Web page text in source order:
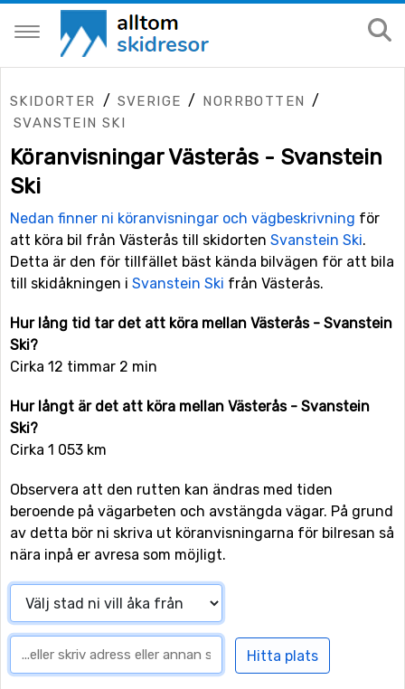
SKIDORTER / SVERIGE / NORRBOTTEN /
SVANSTEIN SKI
Köranvisningar Västerås - Svanstein
Ski
Nedan finner ni köranvisningar och vägbeskrivning för
att köra bil från Västerås till skidorten Svanstein Ski.
Detta är den för tillfället bäst kända bilvägen för att bila
till skidåkningen i Svanstein Ski från Västerås.
Hur lång tid tar det att köra mellan Västerås - Svanstein
Ski?
Cirka 12 timmar 2 min
Hur långt är det att köra mellan Västerås - Svanstein
Ski?
Cirka 1 053 km
Observera att den rutten kan ändras med tiden
beroende på vägarbeten och avstängda vägar. På grund
av detta bör ni skriva ut köranvisningarna för bilresan så
nära inpå er avresa som möjligt.